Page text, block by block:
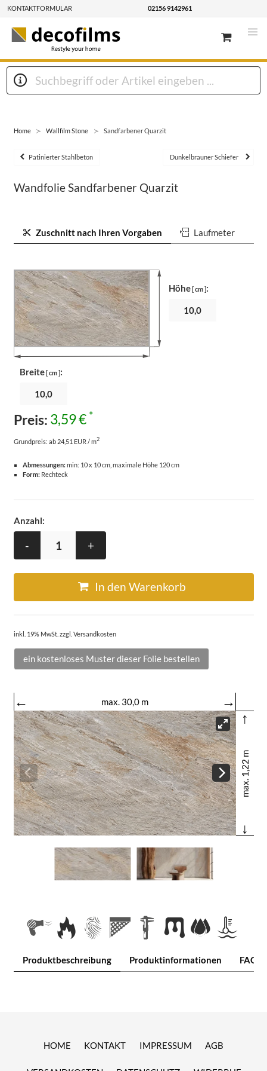
KONTAKTFORMULAR 02156 9142961
Home Wallfilm Stone Sandfarbener Quarzit
Patinierter Stahlbeton Dunkelbrauner Schiefer
Wandfolie Sandfarbener Quarzit
Zuschnitt nach Ihren Vorgaben Laufmeter
Breite[ cm ]:
Höhe[ cm ]:
Preis: 3,59 € *
Grundpreis: ab 24,51 EUR / m2
Abmessungen:min: 10 x 10 cm, maximale Höhe 120 cm
Form:Rechteck
Anzahl:
- +
In den Warenkorb
inkl. 19% MwSt. zzgl. Versandkosten
ein kostenloses Muster dieser Folie bestellen
← max. 30,0 m
→
↑
max. 1,22 m
↓
Produktbeschreibung Produktinformationen FAQ
HOME KONTAKT IMPRESSUM AGB